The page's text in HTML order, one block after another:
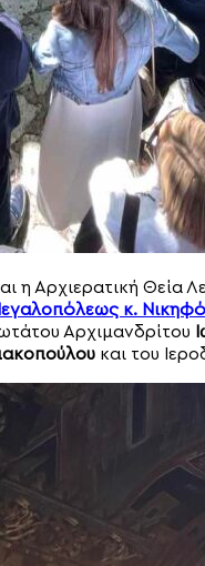
Αρχιερατική Θεία
κ.
Αρχιμανδρίτου
και του